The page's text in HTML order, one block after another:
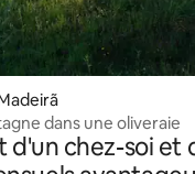
dans une oliveraie
d'un chez-soi et